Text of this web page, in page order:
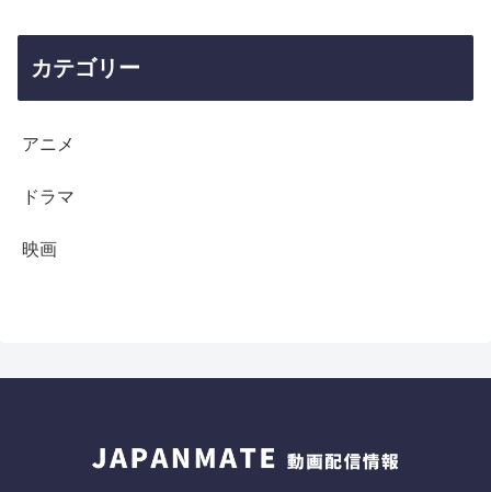
カテゴリー
アニメ
ドラマ
映画